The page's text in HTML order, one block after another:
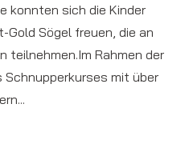
konnten sich die Kinder
Gold Sögel freuen, die an
teilnehmen.Im Rahmen der
mit über